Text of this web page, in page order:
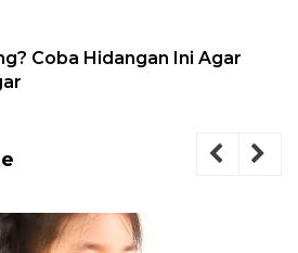
Coba Hidangan Ini Agar